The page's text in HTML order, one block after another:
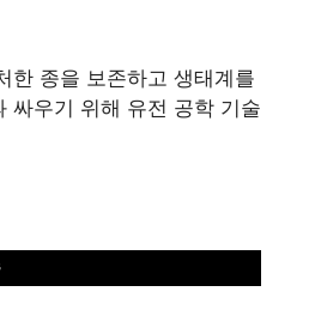
한 종을 보존하고 생태계를
싸우기 위해 유전 공학 기술